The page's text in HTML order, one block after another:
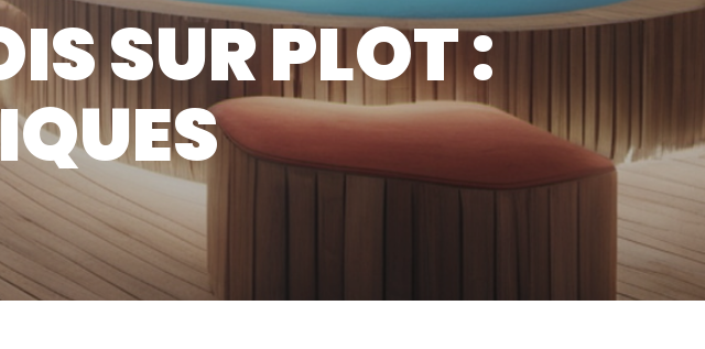
OÙ TROUVER NOS PRODUITS
CONTACTEZ-NOUS
CATALOGUE
SUR PLOT :